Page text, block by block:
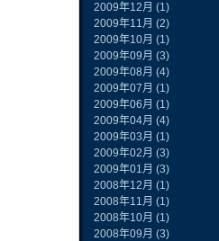
2009年12月 (1)
2009年11月 (2)
2009年10月 (1)
2009年09月 (3)
2009年08月 (4)
2009年07月 (1)
2009年06月 (1)
2009年04月 (4)
2009年03月 (1)
2009年02月 (3)
2009年01月 (3)
2008年12月 (1)
2008年11月 (1)
2008年10月 (1)
2008年09月 (3)